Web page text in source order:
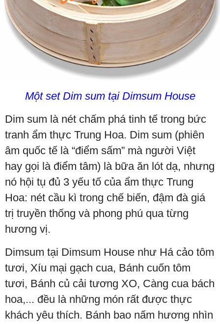
Một set Dim sum tại Dimsum House
Dim sum là nét chấm phá tinh tế trong bức
tranh ẩm thực Trung Hoa. Dim sum (phiên
âm quốc tế là “điểm sấm” mà người Việt
hay gọi là điểm tâm) là bữa ăn lót dạ, nhưng
nó hội tụ đủ 3 yếu tố của ẩm thực Trung
Hoa: nét cầu kì trong chế biến, đậm đà giá
trị truyền thống và phong phú qua từng
hương vị.
Dimsum tại Dimsum House như Há cảo tôm
tươi, Xíu mại gạch cua, Bánh cuốn tôm
tươi, Bánh củ cải tương XO, Càng cua bách
hoa,... đều là những món rất được thực
khách yêu thích. Bánh bao nấm hương nhìn